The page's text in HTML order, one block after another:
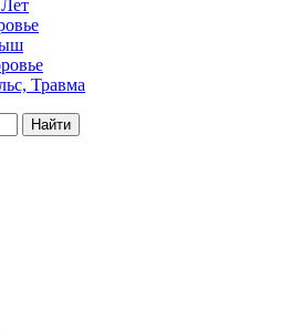
Травма
Найти